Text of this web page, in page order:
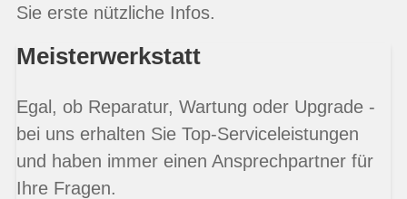
Sie erste nützliche Infos.
Meisterwerkstatt
Egal, ob Reparatur, Wartung oder Upgrade -
bei uns erhalten Sie Top-Serviceleistungen
und haben immer einen Ansprechpartner für
Ihre Fragen.